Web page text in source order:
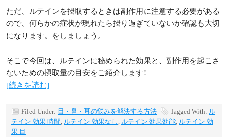
ただ、ルテインを摂取するときは副作用に注意する必要がある
ので、何らかの症状が現れたら摂り過ぎていないか確認も大切
になります。をしましょう。
そこで今回は、ルテインに秘められた効果と、副作用を起こさ
ないための摂取量の目安をご紹介します!
[続きを読む]
Filed Under: 目・鼻・耳の悩みを解決する方法 Tagged With: ル
テイン 効果 時間 ルテイン 効果なし ルテイン 効果効能 ルテイン 効
果 目